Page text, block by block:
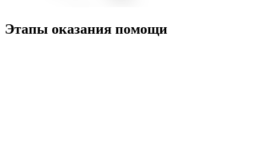
Этапы оказания помощи